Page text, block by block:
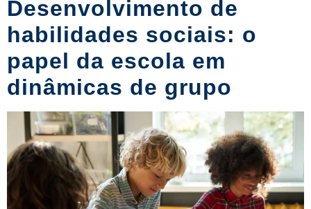
Desenvolvimento de
habilidades sociais: o
papel da escola em
dinâmicas de grupo